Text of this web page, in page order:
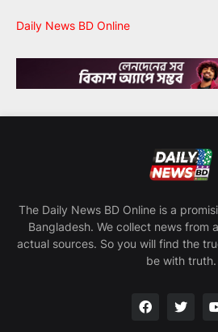
Daily News BD Online
The Daily News BD Online is a
Bangladesh. We collect news from
actual sources. So you will find the
be with truth.